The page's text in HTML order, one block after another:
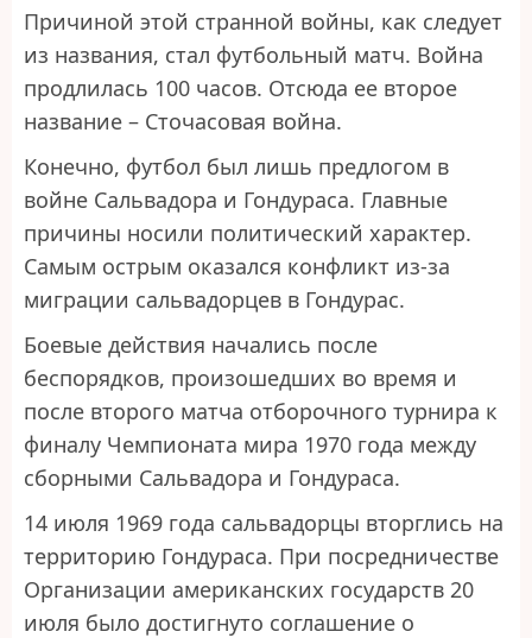
Причиной этой странной войны, как следует
из названия, стал футбольный матч. Война
продлилась 100 часов. Отсюда ее второе
название – Сточасовая война.
Конечно, футбол был лишь предлогом в
войне Сальвадора и Гондураса. Главные
причины носили политический характер.
Самым острым оказался конфликт из-за
миграции сальвадорцев в Гондурас.
Боевые действия начались после
беспорядков, произошедших во время и
после второго матча отборочного турнира к
финалу Чемпионата мира 1970 года между
сборными Сальвадора и Гондураса.
14 июля 1969 года сальвадорцы вторглись на
территорию Гондураса. При посредничестве
Организации американских государств 20
июля было достигнуто соглашение о